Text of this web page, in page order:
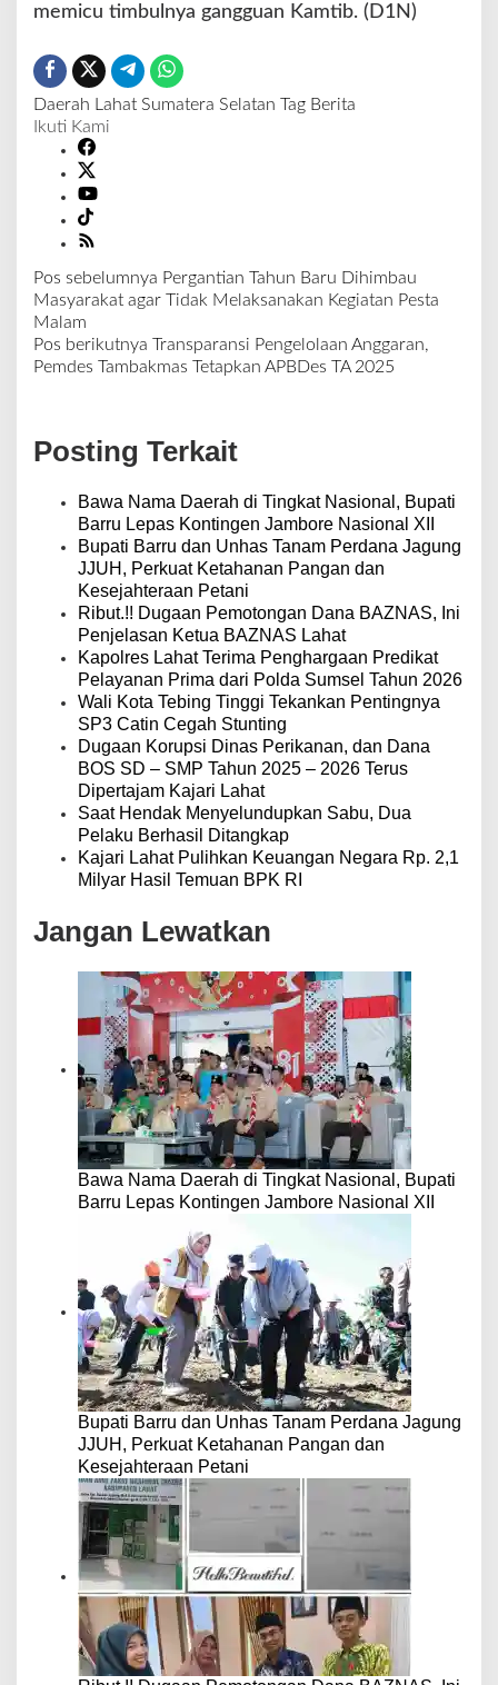
memicu timbulnya gangguan Kamtib. (D1N)
Daerah Lahat Sumatera Selatan Tag Berita
Ikuti Kami
N
a
v
i
s
i
Pos sebelumnya Pergantian Tahun Baru Dihimbau
Masyarakat agar Tidak Melaksanakan Kegiatan Pesta
Malam
Pos berikutnya Transparansi Pengelolaan Anggaran,
Pemdes Tambakmas Tetapkan APBDes TA 2025
Posting Terkait
Bawa Nama Daerah di Tingkat Nasional, Bupati
Barru Lepas Kontingen Jambore Nasional XII
Bupati Barru dan Unhas Tanam Perdana Jagung
JJUH, Perkuat Ketahanan Pangan dan
Kesejahteraan Petani
Ribut.!! Dugaan Pemotongan Dana BAZNAS, Ini
Penjelasan Ketua BAZNAS Lahat
Kapolres Lahat Terima Penghargaan Predikat
Pelayanan Prima dari Polda Sumsel Tahun 2026
Wali Kota Tebing Tinggi Tekankan Pentingnya
SP3 Catin Cegah Stunting
Dugaan Korupsi Dinas Perikanan, dan Dana
BOS SD – SMP Tahun 2025 – 2026 Terus
Dipertajam Kajari Lahat
Saat Hendak Menyelundupkan Sabu, Dua
Pelaku Berhasil Ditangkap
Kajari Lahat Pulihkan Keuangan Negara Rp. 2,1
Milyar Hasil Temuan BPK RI
Jangan Lewatkan
Bawa Nama Daerah di Tingkat Nasional, Bupati
Barru Lepas Kontingen Jambore Nasional XII
Bupati Barru dan Unhas Tanam Perdana Jagung
JJUH, Perkuat Ketahanan Pangan dan
Kesejahteraan Petani